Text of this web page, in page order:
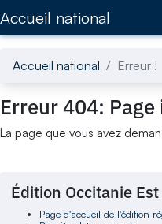
Accueil national
Accueil national Erreur !
Erreur 404:
La page que vous avez
Édition Occitanie Est
Page d'accueil de l'édition